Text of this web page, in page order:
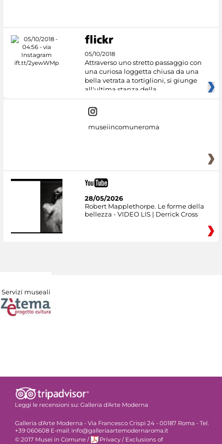
05/10/2018
Attraverso uno stretto passaggio con
una curiosa loggetta chiusa da una
bella vetrata a tortiglioni, si giunge
all'ultima stanza della
museiincomuneroma
28/05/2026
Robert Mapplethorpe. Le forme della
bellezza - VIDEO LIS | Derrick Cross
Servizi museali
Leggi le recensioni su: Galleria d'Arte Moderna
Galleria d'Arte Moderna - Via Francesco Crispi 24 - 00187 Roma - Tel.
+39 060608 E-mail: info@galleriaartemodernaroma.it
© 2017 Musei in Comune / Privacy / Exclusions of